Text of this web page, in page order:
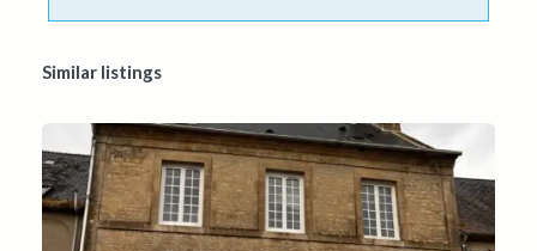
Similar listings